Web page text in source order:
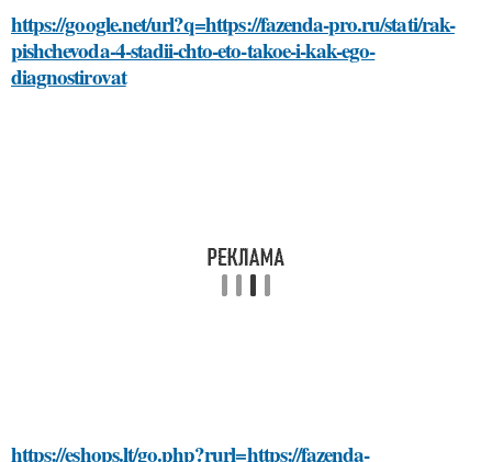
https://google.net/url?q=https://fazenda-pro.ru/stati/rak-
pishchevoda-4-stadii-chto-eto-takoe-i-kak-ego-
diagnostirovat
https://eshops.lt/go.php?rurl=https://fazenda-